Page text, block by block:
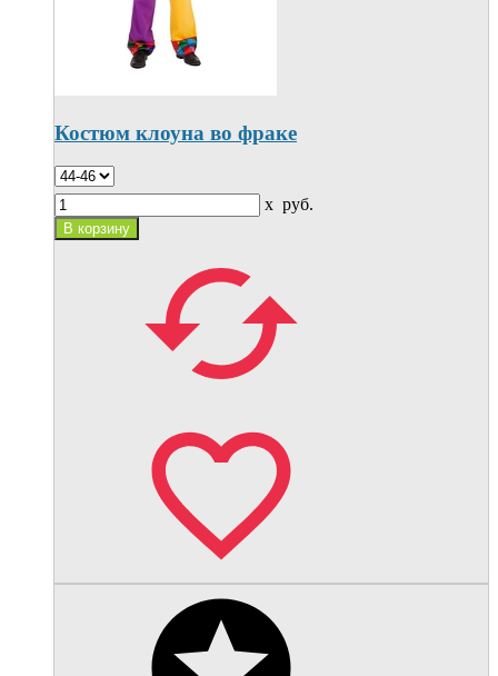
Костюм клоуна во фраке
x руб.